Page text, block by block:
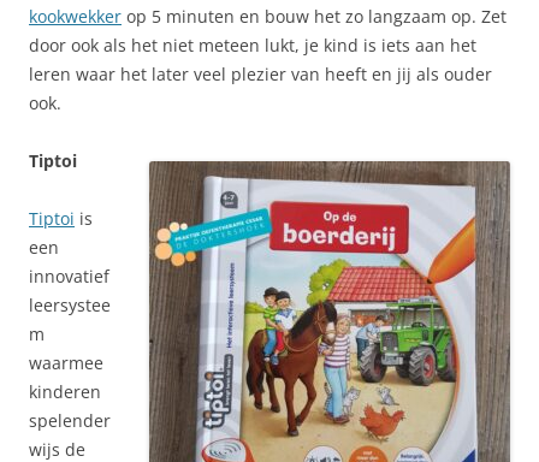
kookwekker op 5 minuten en bouw het zo langzaam op. Zet
door ook als het niet meteen lukt, je kind is iets aan het
leren waar het later veel plezier van heeft en jij als ouder
ook.
Tiptoi
Tiptoi is
een
innovatief
leersystee
m
waarmee
kinderen
spelender
wijs de